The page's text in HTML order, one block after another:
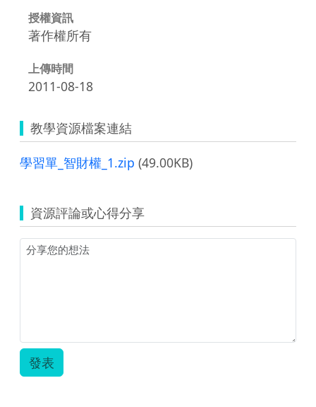
授權資訊
著作權所有
上傳時間
2011-08-18
教學資源檔案連結
學習單_智財權_1.zip (49.00KB)
資源評論或心得分享
發表